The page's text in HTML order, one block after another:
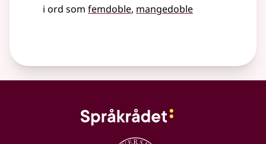
i ord som femdoble mangedoble